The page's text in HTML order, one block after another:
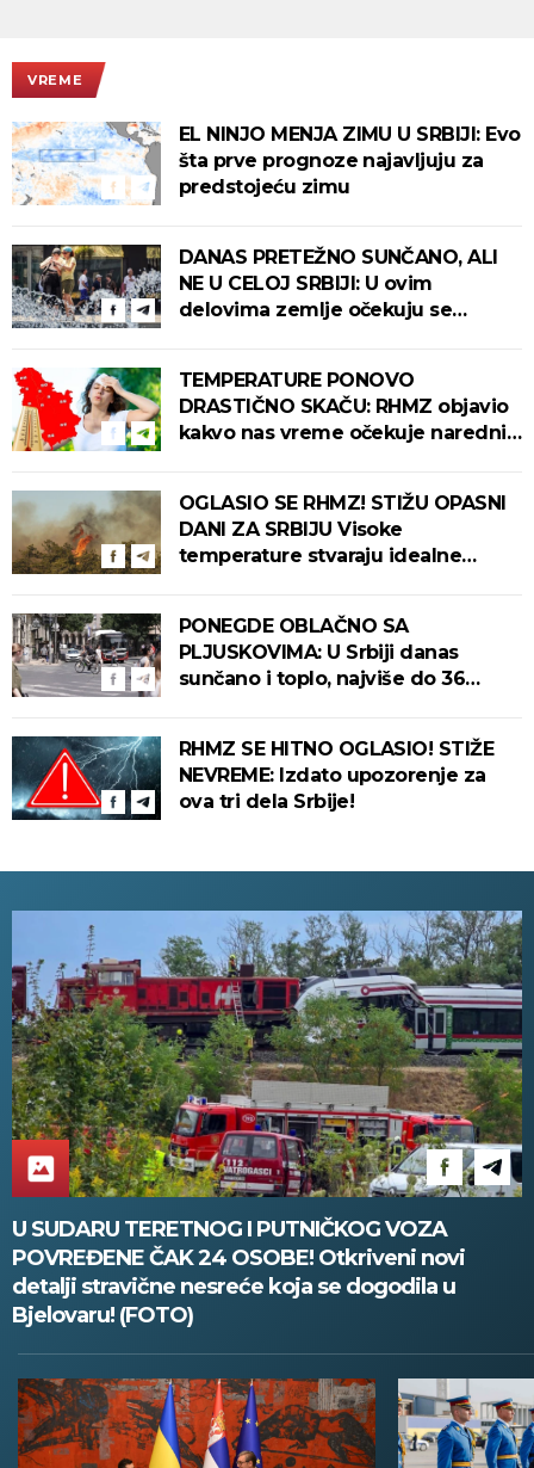
VREME
EL NINJO MENJA ZIMU U SRBIJI: Evo
šta prve prognoze najavljuju za
predstojeću zimu
DANAS PRETEŽNO SUNČANO, ALI
NE U CELOJ SRBIJI: U ovim
delovima zemlje očekuju se
TEMPERATURE PONOVO
DRASTIČNO SKAČU: RHMZ objavio
kakvo nas vreme očekuje narednih
OGLASIO SE RHMZ! STIŽU OPASNI
DANI ZA SRBIJU Visoke
temperature stvaraju idealne
PONEGDE OBLAČNO SA
PLJUSKOVIMA: U Srbiji danas
sunčano i toplo, najviše do 36
RHMZ SE HITNO OGLASIO! STIŽE
NEVREME: Izdato upozorenje za
ova tri dela Srbije!
U SUDARU TERETNOG I PUTNIČKOG VOZA
POVREĐENE ČAK 24 OSOBE! Otkriveni novi
detalji stravične nesreće koja se dogodila u
Bjelovaru! (FOTO)